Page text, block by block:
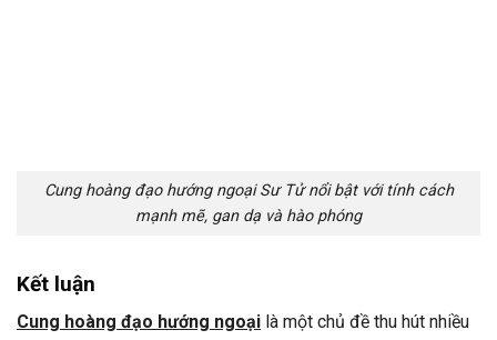
Cung hoàng đạo hướng ngoại Sư Tử nổi bật với tính cách
mạnh mẽ, gan dạ và hào phóng
Kết luận
Cung hoàng đạo hướng ngoại là một chủ đề thu hút nhiều